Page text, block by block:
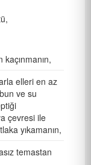
elleri en az
ve su
çevresi ile
yıkamanın,
temastan